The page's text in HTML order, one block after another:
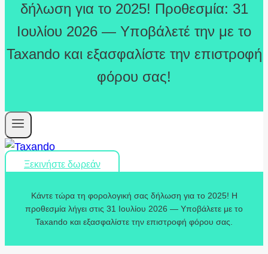
δήλωση για το 2025! Προθεσμία: 31
Ιουλίου 2026 — Υποβάλετέ την με το
Taxando και εξασφαλίστε την επιστροφή
φόρου σας!
Ξεκινήστε δωρεάν
Κάντε τώρα τη φορολογική σας δήλωση για το 2025! Η
προθεσμία λήγει στις 31 Ιουλίου 2026 — Υποβάλετε με το
Taxando και εξασφαλίστε την επιστροφή φόρου σας.